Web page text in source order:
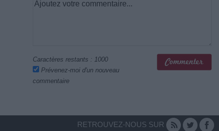
Caractères restants : 1000
Prévenez-moi d'un nouveau
commentaire
RETROUVEZ-NOUS SUR